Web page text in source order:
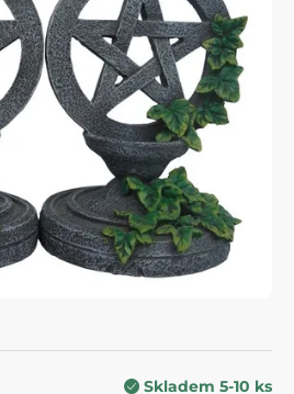
Skladem 5-10 ks